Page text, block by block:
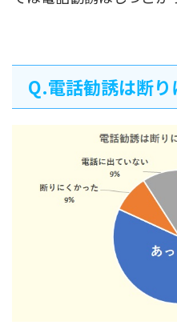
Q.電話勧誘は断